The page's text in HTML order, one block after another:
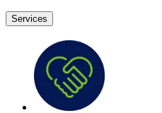
Services